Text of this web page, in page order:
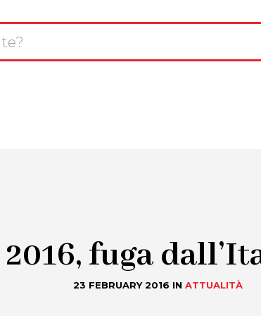
CHI SIAMO
2016, fuga
23 FEBRUARY 2016 IN ATTUALITÀ